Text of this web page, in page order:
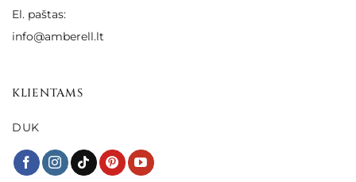
El. paštas:
info@amberell.lt
KLIENTAMS
DUK